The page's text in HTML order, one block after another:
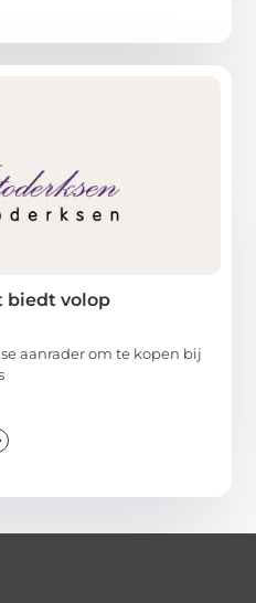
biedt volop
aanrader om te kopen bij